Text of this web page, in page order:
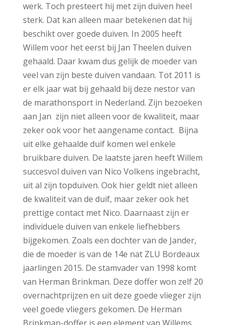
werk. Toch presteert hij met zijn duiven heel
sterk. Dat kan alleen maar betekenen dat hij
beschikt over goede duiven. In 2005 heeft
Willem voor het eerst bij Jan Theelen duiven
gehaald. Daar kwam dus gelijk de moeder van
veel van zijn beste duiven vandaan. Tot 2011 is
er elk jaar wat bij gehaald bij deze nestor van
de marathonsport in Nederland. Zijn bezoeken
aan Jan zijn niet alleen voor de kwaliteit, maar
zeker ook voor het aangename contact. Bijna
uit elke gehaalde duif komen wel enkele
bruikbare duiven. De laatste jaren heeft Willem
succesvol duiven van Nico Volkens ingebracht,
uit al zijn topduiven. Ook hier geldt niet alleen
de kwaliteit van de duif, maar zeker ook het
prettige contact met Nico. Daarnaast zijn er
individuele duiven van enkele liefhebbers
bijgekomen. Zoals een dochter van de Jander,
die de moeder is van de 14e nat ZLU Bordeaux
jaarlingen 2015. De stamvader van 1998 komt
van Herman Brinkman. Deze doffer won zelf 20
overnachtprijzen en uit deze goede vlieger zijn
veel goede vliegers gekomen. De Herman